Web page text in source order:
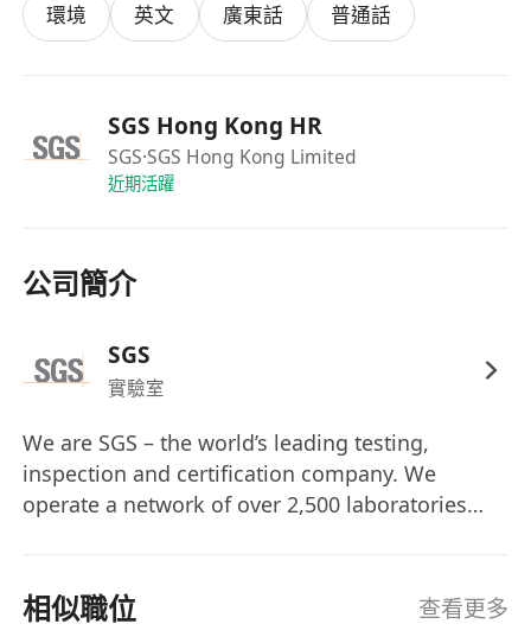
環境
英文 廣東話 普通話
SGS Hong Kong HR
SGS·SGS Hong Kong Limited
近期活躍
公司簡介
SGS
實驗室
We are SGS – the world’s leading testing,
inspection and certification company. We
operate a network of over 2,500 laboratories
professionals. Our brand promise – when you
need to be sure – underscores our commitment
相似職位 查看更多